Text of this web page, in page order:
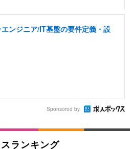
エンジニア/IT基盤の要件定義・設
Sponsored by
ランキング